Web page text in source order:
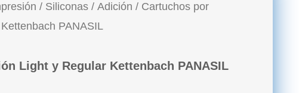
/ Siliconas / Adición / Cartuchos por
PANASIL
Light y Regular Kettenbach PANASIL